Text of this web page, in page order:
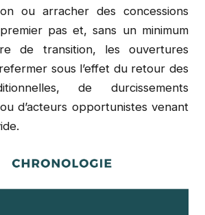
ou arracher des concessions
premier pas et, sans un minimum
de transition, les ouvertures
sous l’effet du retour des
de durcissements
d’acteurs opportunistes venant